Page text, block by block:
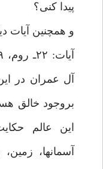
پیدا کنی؟
و همچنین آیات
آل عمران در
بروجود خالق
این عالم
آسمانها،